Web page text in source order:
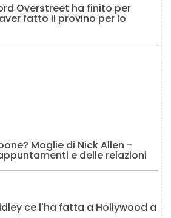
Overstreet ha finito per
fatto il provino per lo
Moglie di Nick Allen -
e delle relazioni
ce l'ha fatta a Hollywood a